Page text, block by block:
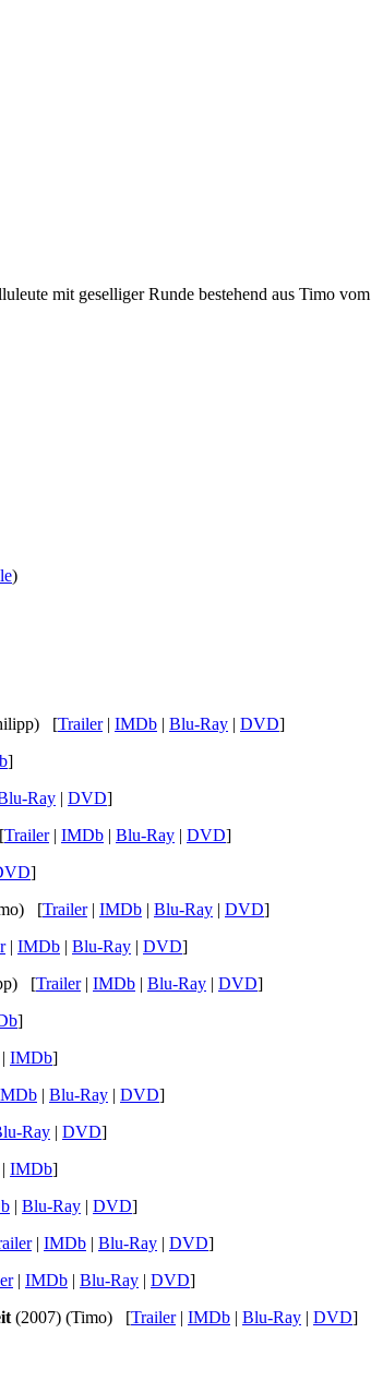
mit geselliger Runde bestehend aus Timo vom
)
[Trailer| IMDb | Blu-Ray | DVD]
]
Ray | DVD]
Trailer| IMDb | Blu-Ray | DVD]
]
[Trailer| IMDb | Blu-Ray | DVD]
| IMDb | Blu-Ray | DVD]
[Trailer| IMDb | Blu-Ray | DVD]
]
IMDb]
| Blu-Ray | DVD]
Ray | DVD]
IMDb]
| Blu-Ray | DVD]
| IMDb | Blu-Ray | DVD]
| IMDb | Blu-Ray | DVD]
(2007) (Timo) [Trailer| IMDb | Blu-Ray | DVD]